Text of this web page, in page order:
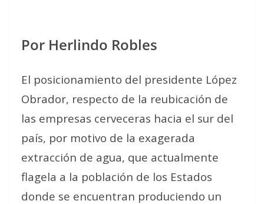
Por Herlindo Robles
El posicionamiento del presidente López
Obrador, respecto de la reubicación de
las empresas cerveceras hacia el sur del
país, por motivo de la exagerada
extracción de agua, que actualmente
flagela a la población de los Estados
donde se encuentran produciendo un